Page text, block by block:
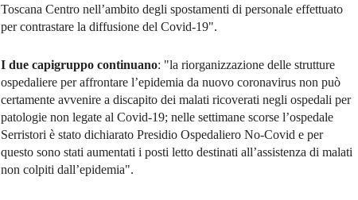
Toscana Centro nell’ambito degli spostamenti di personale effettuato
per contrastare la diffusione del Covid-19".
I due capigruppo continuano: "la riorganizzazione delle strutture
ospedaliere per affrontare l’epidemia da nuovo coronavirus non può
certamente avvenire a discapito dei malati ricoverati negli ospedali per
patologie non legate al Covid-19; nelle settimane scorse l’ospedale
Serristori è stato dichiarato Presidio Ospedaliero No-Covid e per
questo sono stati aumentati i posti letto destinati all’assistenza di malati
non colpiti dall’epidemia".